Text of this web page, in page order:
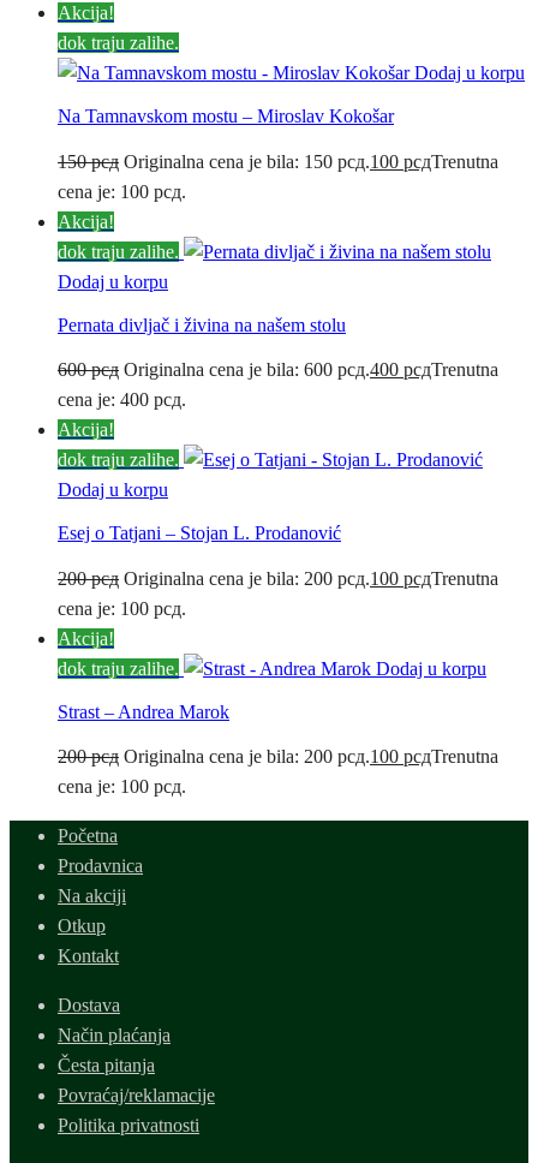
Akcija!
dok traju zalihe.
Dodaj u korpu
Na Tamnavskom mostu – Miroslav Kokošar
150рсд Originalna cena je bila: 150 рсд.100 рсдTrenutna
cena je: 100 рсд.
Akcija!
dok traju zalihe.
Dodaj u korpu
Pernata divljač i živina na našem stolu
600рсд Originalna cena je bila: 600 рсд.400 рсдTrenutna
cena je: 400 рсд.
Akcija!
dok traju zalihe.
Dodaj u korpu
Esej o Tatjani – Stojan L. Prodanović
200рсд Originalna cena je bila: 200 рсд.100 рсдTrenutna
cena je: 100 рсд.
Akcija!
dok traju zalihe.
Dodaj u korpu
Strast – Andrea Marok
200рсд Originalna cena je bila: 200 рсд.100 рсдTrenutna
cena je: 100 рсд.
Početna
Prodavnica
Na akciji
Otkup
Kontakt
Dostava
Način plaćanja
Česta pitanja
Povraćaj/reklamacije
Politika privatnosti